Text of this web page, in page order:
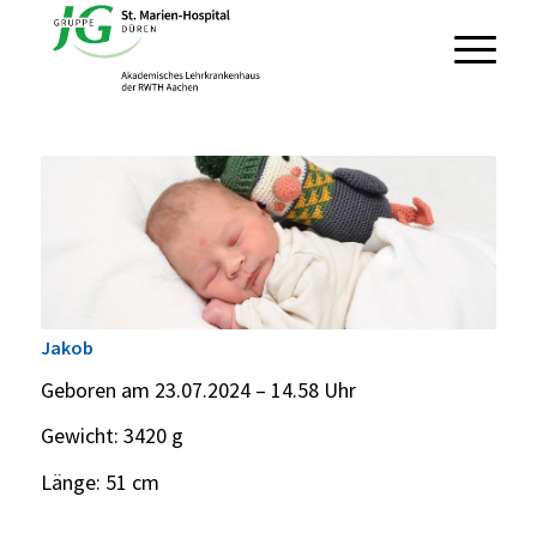
Jakob
Geboren am 23.07.2024 – 14.58 Uhr
Gewicht: 3420 g
Länge: 51 cm